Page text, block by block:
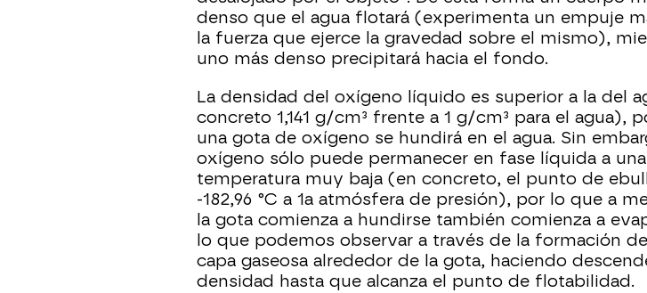
denso que el agua flotará (experimenta un empuje
la fuerza que ejerce la gravedad sobre el mismo),
uno más denso precipitará hacia el fondo.
La densidad del oxígeno líquido es superior a la del
concreto 1,141 g/cm³ frente a 1 g/cm³ para el agua),
una gota de oxígeno se hundirá en el agua. Sin
oxígeno sólo puede permanecer en fase líquida a una
temperatura muy baja (en concreto, el punto de
-182,96 °C a 1a atmósfera de presión), por lo que a
la gota comienza a hundirse también comienza a
lo que podemos observar a través de la formación
capa gaseosa alrededor de la gota, haciendo
densidad hasta que alcanza el punto de flotabilidad.